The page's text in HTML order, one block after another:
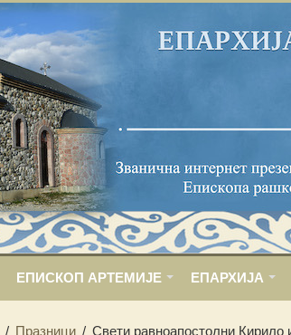
ЕПИСКОП АРТЕМИЈЕ ЕПАРХИЈА
/ Празници / Свети равноапостолни Кирило